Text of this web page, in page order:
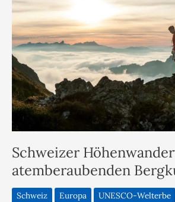
Schweizer
atemberaubenden
Schweiz Europa UNESCO-Welterbe